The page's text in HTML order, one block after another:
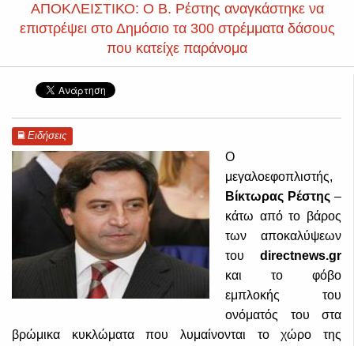
ΑΠΟΚΛΕΙΣΤΙΚΟ: Ο Β. Ρέστης αναγκάστηκε να
επιστρέψει στο Δημόσιο τα 300 στρέμματα δάσους
που κατείχε παράνομα
Ειδήσεις
Ο
μεγαλοεφοπλιστής,
Βίκτωρας Ρέστης –
κάτω από το βάρος
των αποκαλύψεων
του directnews.gr
και το φόβο
εμπλοκής του
ονόματός του στα
βρώμικα κυκλώματα που λυμαίνονται το χώρο της